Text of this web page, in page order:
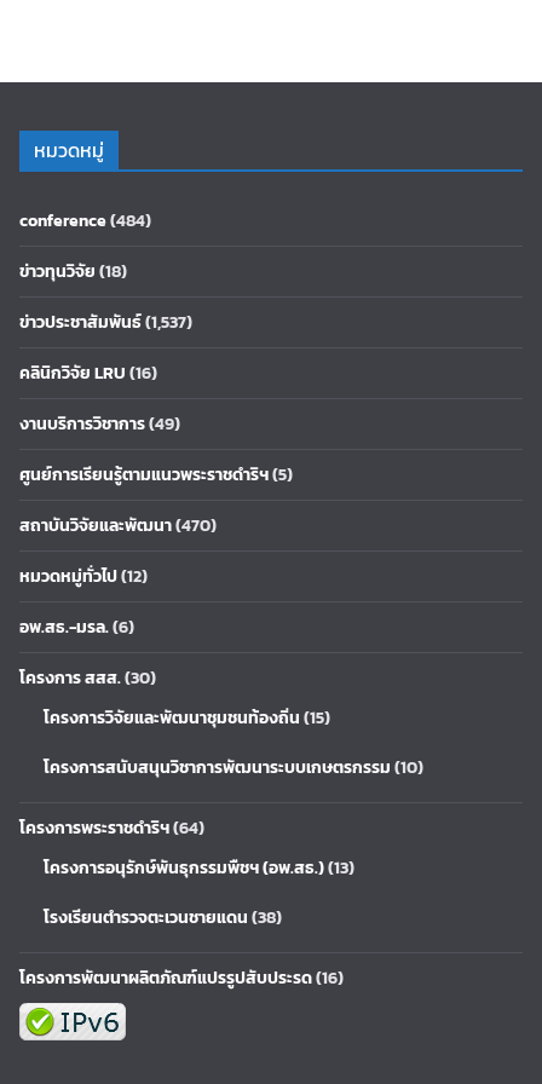
หมวดหมู่
conference(484)
ข่าวทุนวิจัย(18)
ข่าวประชาสัมพันธ์(1,537)
คลินิกวิจัย LRU(16)
งานบริการวิชาการ(49)
ศูนย์การเรียนรู้ตามแนวพระราชดำริฯ(5)
สถาบันวิจัยและพัฒนา(470)
หมวดหมู่ทั่วไป(12)
อพ.สธ.-มรล.(6)
โครงการ สสส.(30)
โครงการวิจัยและพัฒนาชุมชนท้องถิ่น(15)
โครงการสนับสนุนวิชาการพัฒนาระบบเกษตรกรรม(10)
โครงการพระราชดำริฯ(64)
โครงการอนุรักษ์พันธุกรรมพืชฯ (อพ.สธ.)(13)
โรงเรียนตำรวจตะเวนชายแดน(38)
โครงการพัฒนาผลิตภัณฑ์แปรรูปสับประรด(16)